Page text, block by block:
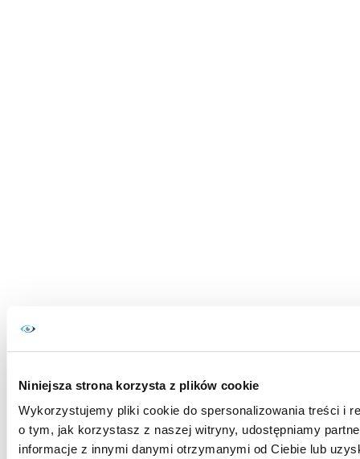
Niniejsza strona korzysta z plików cookie
Wykorzystujemy pliki cookie do spersonalizowania treści i
o tym, jak korzystasz z naszej witryny, udostępniamy
informacje z innymi danymi otrzymanymi od Ciebie lub